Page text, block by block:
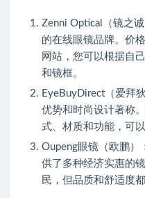
Zenni Optical（镜之
的在线眼镜品牌。价
网站，您可以根据自
和镜框。
EyeBuyDirect（爱拜
优势和时尚设计著称
式、材质和功能，可
Oupeng眼镜（欧鹏）
供了多种经济实惠的
民，但品质和舒适度